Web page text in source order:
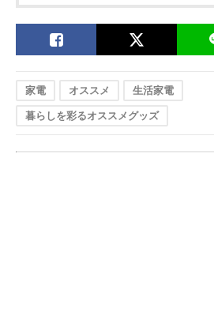
家電 オススメ 生活家電
暮らしを彩るオススメグッズ